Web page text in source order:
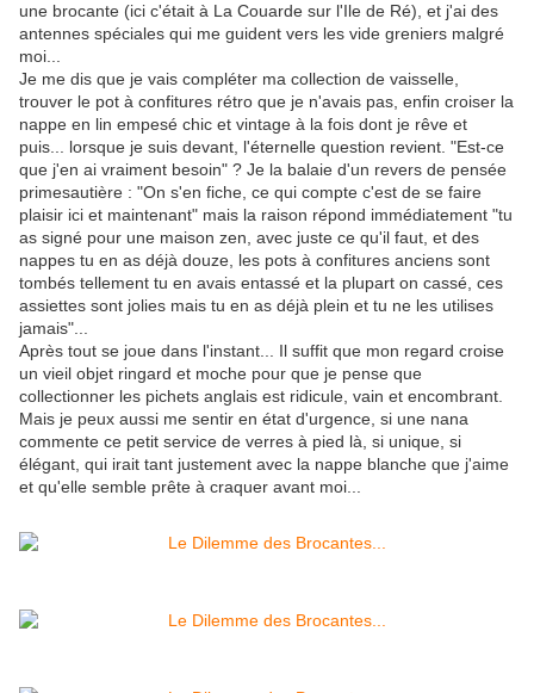
une brocante (ici c'était à La Couarde sur l'Ile de Ré), et j'ai des
antennes spéciales qui me guident vers les vide greniers malgré
moi...
Je me dis que je vais compléter ma collection de vaisselle,
trouver le pot à confitures rétro que je n'avais pas, enfin croiser la
nappe en lin empesé chic et vintage à la fois dont je rêve et
puis... lorsque je suis devant, l'éternelle question revient. "Est-ce
que j'en ai vraiment besoin" ? Je la balaie d'un revers de pensée
primesautière : "On s'en fiche, ce qui compte c'est de se faire
plaisir ici et maintenant" mais la raison répond immédiatement "tu
as signé pour une maison zen, avec juste ce qu'il faut, et des
nappes tu en as déjà douze, les pots à confitures anciens sont
tombés tellement tu en avais entassé et la plupart on cassé, ces
assiettes sont jolies mais tu en as déjà plein et tu ne les utilises
jamais"...
Après tout se joue dans l'instant... Il suffit que mon regard croise
un vieil objet ringard et moche pour que je pense que
collectionner les pichets anglais est ridicule, vain et encombrant.
Mais je peux aussi me sentir en état d'urgence, si une nana
commente ce petit service de verres à pied là, si unique, si
élégant, qui irait tant justement avec la nappe blanche que j'aime
et qu'elle semble prête à craquer avant moi...